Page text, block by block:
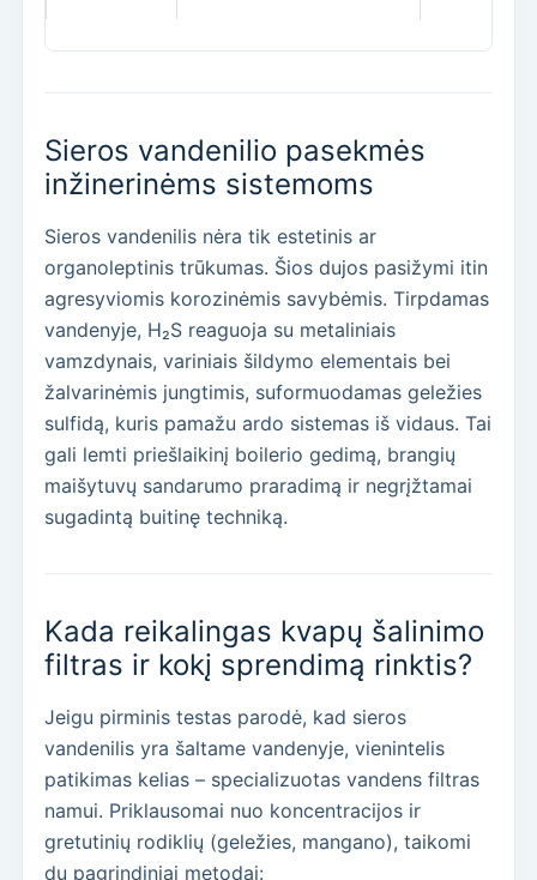
Sieros vandenilio pasekmės
inžinerinėms sistemoms
Sieros vandenilis nėra tik estetinis ar
organoleptinis trūkumas. Šios dujos pasižymi itin
agresyviomis korozinėmis savybėmis. Tirpdamas
vandenyje, H₂S reaguoja su metaliniais
vamzdynais, variniais šildymo elementais bei
žalvarinėmis jungtimis, suformuodamas geležies
sulfidą, kuris pamažu ardo sistemas iš vidaus. Tai
gali lemti priešlaikinį boilerio gedimą, brangių
maišytuvų sandarumo praradimą ir negrįžtamai
sugadintą buitinę techniką.
Kada reikalingas kvapų šalinimo
filtras ir kokį sprendimą rinktis?
Jeigu pirminis testas parodė, kad sieros
vandenilis yra šaltame vandenyje, vienintelis
patikimas kelias – specializuotas vandens filtras
namui. Priklausomai nuo koncentracijos ir
gretutinių rodiklių (geležies, mangano), taikomi
du pagrindiniai metodai: